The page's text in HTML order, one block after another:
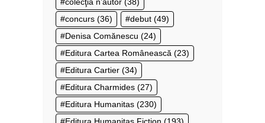
colecţia n’autor (38)
concurs (36) debut (49)
Denisa Comănescu (24)
Editura Cartea Românească (23)
Editura Cartier (34)
Editura Charmides (27)
Editura Humanitas (230)